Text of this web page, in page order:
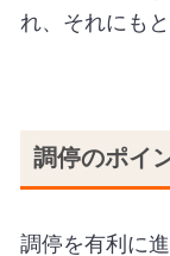
れ、それにも
調停のポイ
調停を有利に